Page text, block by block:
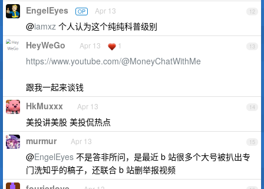
12
EngelEyes OP Apr 13
@iamxz 个人认为这个纯纯科普级别
13
HeyWeGo Apr 13 1
https://www.youtube.com/@MoneyChatWithMe
跟我一起来谈钱
14
HkMuxxx Apr 13
美投讲美股 美投侃热点
15
murmur Apr 13
@EngelEyes 不是答非所问，是最近 b 站很多个大号被扒出专
门洗知乎的稿子，还联合 b 站删举报视频